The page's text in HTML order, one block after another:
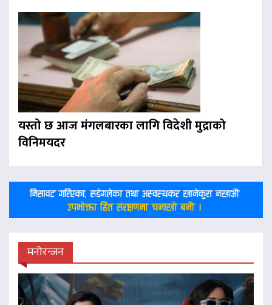
यस्तो छ आज मंगलबारका लागि विदेशी मुद्राको
विनिमयदर
मनोरन्जन